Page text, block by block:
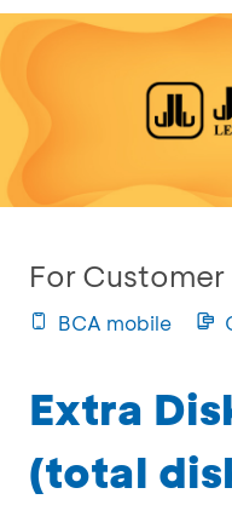
For Customer
BCA mobile
Extra
(total